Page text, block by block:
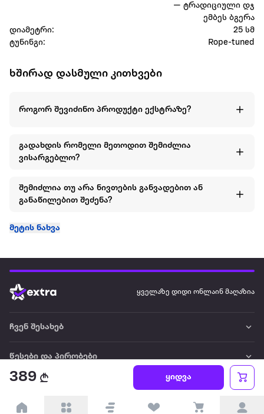
389 ყიდვა
— ტრადიციული დჯ
ემბეს ბგერა
დიამეტრი:
25 სმ
ტუნინგი:
Rope‑tuned
ხშირად დასმული კითხვები
როგორ შევიძინო პროდუქტი ექსტრაზე?
გადახდის რომელი მეთოდით შემიძლია
ვისარგებლო?
შემიძლია თუ არა ნივთების განვადებით ან
განაწილებით შეძენა?
მეტის ნახვა
ყველაზე დიდი ონლაინ მაღაზია
ჩვენ შესახებ
წესები და პირობები